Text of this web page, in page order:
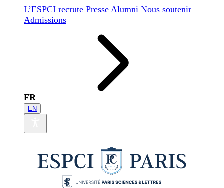
L’ESPCI recrute Presse Alumni Nous soutenir
Admissions
FR
EN